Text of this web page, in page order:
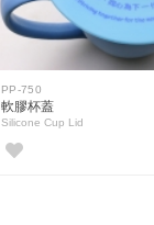
PP-750
軟膠杯蓋
Silicone Cup Lid